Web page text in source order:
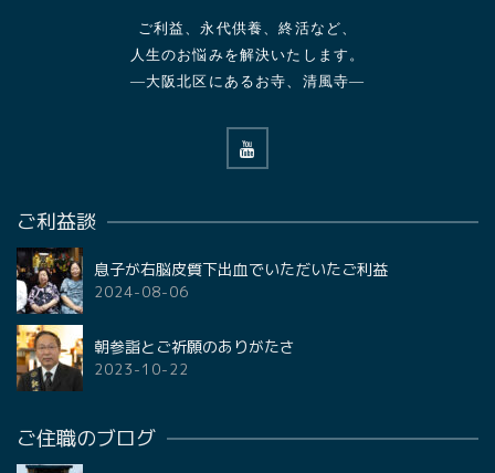
ご利益、永代供養、終活など、
人生のお悩みを解決いたします。
—大阪北区にあるお寺、清風寺—
ご利益談
息子が右脳皮質下出血でいただいたご利益
2024-08-06
朝参詣とご祈願のありがたさ
2023-10-22
ご住職のブログ